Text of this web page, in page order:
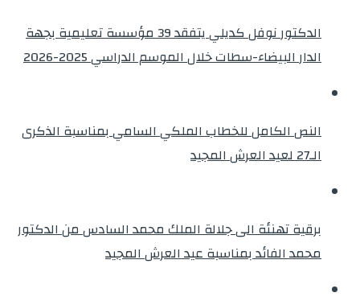
الدكتور نوفل كديلي يتفقد 39 مؤسسة تعليمية بجهة
الدار البيضاء-سطات خلال الموسم الدراسي 2025-2026
النص الكامل للخطاب الملكي السامي بمناسبة الذكرى
الـ27 لعيد العرش المجيد
برقية تهنئة الى جلالة الملك محمد السادس من الدكتور
محمد الفائد بمناسبة عيد العرش المجيد